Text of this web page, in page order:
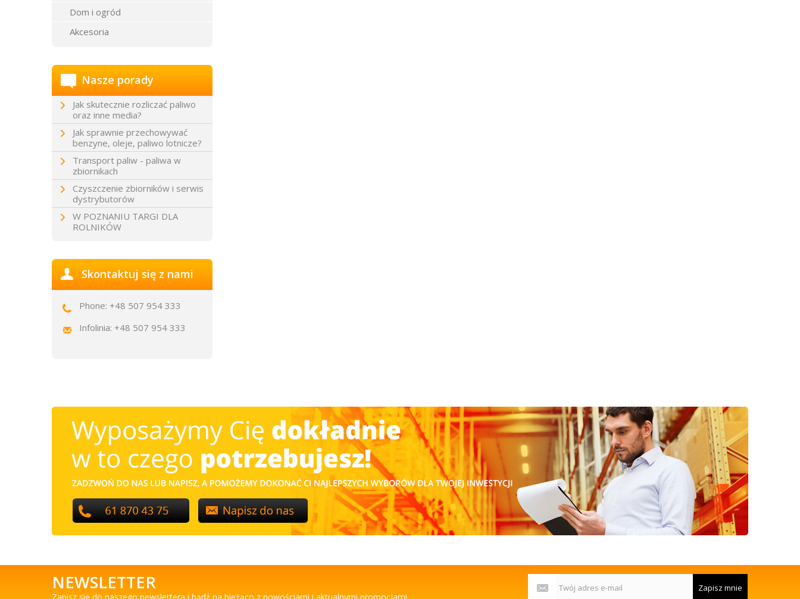
Dom i ogród
Akcesoria
Nasze porady
Jak skutecznie rozliczać paliwo
oraz inne media?
Jak sprawnie przechowywać
benzyne, oleje, paliwo lotnicze?
Transport paliw - paliwa w
zbiornikach
Czyszczenie zbiorników i serwis
dystrybutorów
W POZNANIU TARGI DLA
ROLNIKÓW
Skontaktuj się z nami
Phone: +48 507 954 333
Infolinia: +48 507 954 333
NEWSLETTER Zapisz mnie